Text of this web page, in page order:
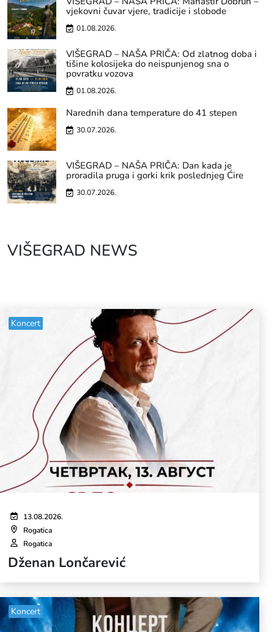
vjekovni čuvar vjere, tradicije i slobode
01.08.2026.
VIŠEGRAD – NAŠA PRIČA: Od zlatnog doba i
tišine kolosijeka do neispunjenog sna o
povratku vozova
01.08.2026.
Narednih dana temperature do 41 stepen
30.07.2026.
VIŠEGRAD – NAŠA PRIČA: Dan kada je
proradila pruga i gorki krik poslednjeg Ćire
30.07.2026.
VIŠEGRAD NEWS
Koncert
13.08.2026.
Rogatica
Rogatica
Dženan Lončarević
Koncert